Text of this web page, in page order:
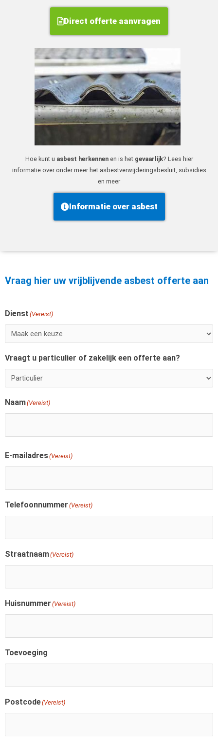
Direct offerte aanvragen
Hoe kunt u asbest herkennenen is het gevaarlijk? Lees hier
informatie over onder meer het asbestverwijderingsbesluit, subsidies
en meer
Informatie over asbest
Vraag hier uw vrijblijvende asbest offerte aan
Dienst (Vereist)
Vraagt u particulier of zakelijk een offerte aan?
Naam(Vereist)
Voornaam
E-mailadres(Vereist)
Telefoonnummer (Vereist)
Straatnaam(Vereist)
Huisnummer (Vereist)
Toevoeging
Postcode(Vereist)